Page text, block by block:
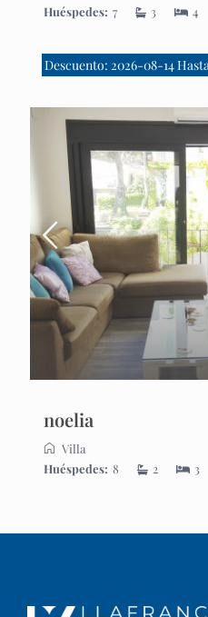
Huéspedes: 7 3 4
Descuento: 2026-08-14
noelia
Villa
Huéspedes: 8 2 3